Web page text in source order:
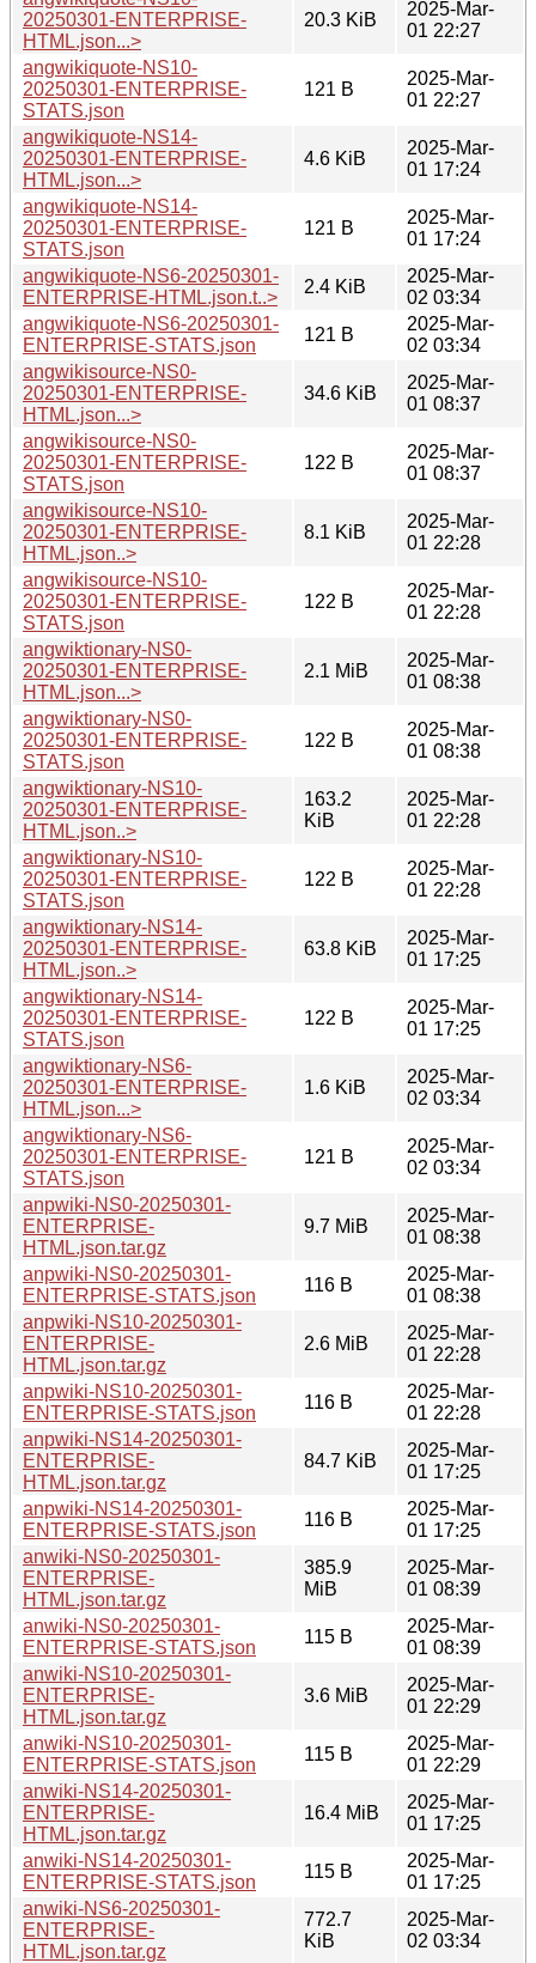
20250301-ENTERPRISE-
HTML.json...>
20.3 KiB
2025-Mar-
01 22:27
angwikiquote-NS10-
20250301-ENTERPRISE-
STATS.json
121 B
2025-Mar-
01 22:27
angwikiquote-NS14-
20250301-ENTERPRISE-
HTML.json...>
4.6 KiB
2025-Mar-
01 17:24
angwikiquote-NS14-
20250301-ENTERPRISE-
STATS.json
121 B
2025-Mar-
01 17:24
angwikiquote-NS6-20250301-
ENTERPRISE-HTML.json.t..>
2.4 KiB
2025-Mar-
02 03:34
angwikiquote-NS6-20250301-
ENTERPRISE-STATS.json
121 B
2025-Mar-
02 03:34
angwikisource-NS0-
20250301-ENTERPRISE-
HTML.json...>
34.6 KiB
2025-Mar-
01 08:37
angwikisource-NS0-
20250301-ENTERPRISE-
STATS.json
122 B
2025-Mar-
01 08:37
angwikisource-NS10-
20250301-ENTERPRISE-
HTML.json..>
8.1 KiB
2025-Mar-
01 22:28
angwikisource-NS10-
20250301-ENTERPRISE-
STATS.json
122 B
2025-Mar-
01 22:28
angwiktionary-NS0-
20250301-ENTERPRISE-
HTML.json...>
2.1 MiB
2025-Mar-
01 08:38
angwiktionary-NS0-
20250301-ENTERPRISE-
STATS.json
122 B
2025-Mar-
01 08:38
angwiktionary-NS10-
20250301-ENTERPRISE-
HTML.json..>
163.2
KiB
2025-Mar-
01 22:28
angwiktionary-NS10-
20250301-ENTERPRISE-
STATS.json
122 B
2025-Mar-
01 22:28
angwiktionary-NS14-
20250301-ENTERPRISE-
HTML.json..>
63.8 KiB
2025-Mar-
01 17:25
angwiktionary-NS14-
20250301-ENTERPRISE-
STATS.json
122 B
2025-Mar-
01 17:25
angwiktionary-NS6-
20250301-ENTERPRISE-
HTML.json...>
1.6 KiB
2025-Mar-
02 03:34
angwiktionary-NS6-
20250301-ENTERPRISE-
STATS.json
121 B
2025-Mar-
02 03:34
anpwiki-NS0-20250301-
ENTERPRISE-
HTML.json.tar.gz
9.7 MiB
2025-Mar-
01 08:38
anpwiki-NS0-20250301-
ENTERPRISE-STATS.json
116 B
2025-Mar-
01 08:38
anpwiki-NS10-20250301-
ENTERPRISE-
HTML.json.tar.gz
2.6 MiB
2025-Mar-
01 22:28
anpwiki-NS10-20250301-
ENTERPRISE-STATS.json
116 B
2025-Mar-
01 22:28
anpwiki-NS14-20250301-
ENTERPRISE-
HTML.json.tar.gz
84.7 KiB
2025-Mar-
01 17:25
anpwiki-NS14-20250301-
ENTERPRISE-STATS.json
116 B
2025-Mar-
01 17:25
anwiki-NS0-20250301-
ENTERPRISE-
HTML.json.tar.gz
385.9
MiB
2025-Mar-
01 08:39
anwiki-NS0-20250301-
ENTERPRISE-STATS.json
115 B
2025-Mar-
01 08:39
anwiki-NS10-20250301-
ENTERPRISE-
HTML.json.tar.gz
3.6 MiB
2025-Mar-
01 22:29
anwiki-NS10-20250301-
ENTERPRISE-STATS.json
115 B
2025-Mar-
01 22:29
anwiki-NS14-20250301-
ENTERPRISE-
HTML.json.tar.gz
16.4 MiB
2025-Mar-
01 17:25
anwiki-NS14-20250301-
ENTERPRISE-STATS.json
115 B
2025-Mar-
01 17:25
anwiki-NS6-20250301-
ENTERPRISE-
HTML.json.tar.gz
772.7
KiB
2025-Mar-
02 03:34